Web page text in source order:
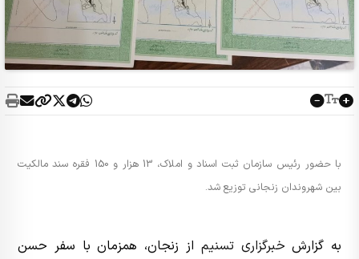
با حضور رئیس سازمان ثبت اسناد و املاک، 13 هزار و 150 فقره سند مالکیت
بین شهروندان زنجانی توزیع شد.
به گزارش خبرگزاری تسنیم از زنجان، همزمان با سفر حسن